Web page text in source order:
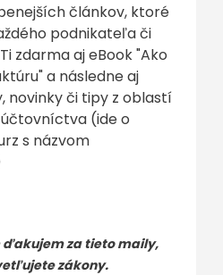
článkov, ktoré
podnikateľa či
zdarma aj eBook "Ako
a následne aj
novinky či tipy z oblastí
(ide o
s názvom
ďakujem za tieto maily,
zákony.